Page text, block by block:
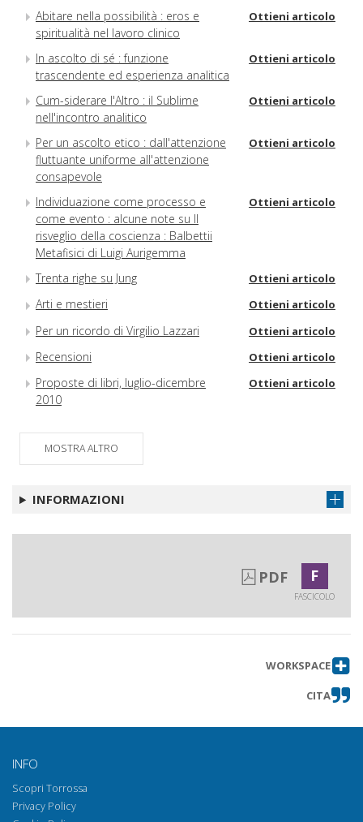
Abitare nella possibilità : eros e
spiritualità nel lavoro clinico
Ottieni articolo
In ascolto di sé : funzione
trascendente ed esperienza analitica
Ottieni articolo
Cum-siderare l'Altro : il Sublime
nell'incontro analitico
Ottieni articolo
Per un ascolto etico : dall'attenzione
fluttuante uniforme all'attenzione
consapevole
Ottieni articolo
Individuazione come processo e
come evento : alcune note su Il
risveglio della coscienza : Balbettii
Metafisici di Luigi Aurigemma
Ottieni articolo
Trenta righe su Jung Ottieni articolo
Arti e mestieri Ottieni articolo
Per un ricordo di Virgilio Lazzari Ottieni articolo
Recensioni Ottieni articolo
Proposte di libri, luglio-dicembre
2010
Ottieni articolo
MOSTRA ALTRO
INFORMAZIONI
PDF F
FASCICOLO
WORKSPACE
CITA
INFO
Scopri Torrossa
Privacy Policy